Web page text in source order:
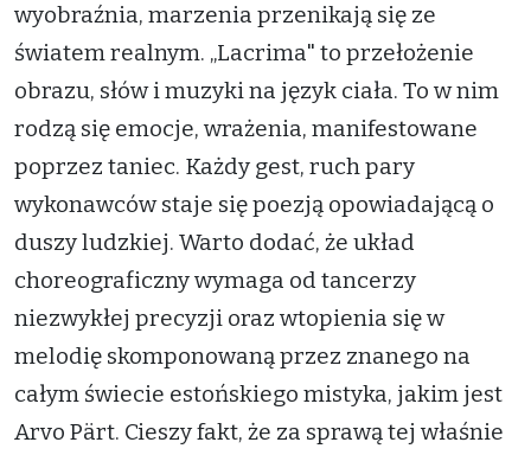
wyobraźnia, marzenia przenikają się ze
światem realnym. „Lacrima" to przełożenie
obrazu, słów i muzyki na język ciała. To w nim
rodzą się emocje, wrażenia, manifestowane
poprzez taniec. Każdy gest, ruch pary
wykonawców staje się poezją opowiadającą o
duszy ludzkiej. Warto dodać, że układ
choreograficzny wymaga od tancerzy
niezwykłej precyzji oraz wtopienia się w
melodię skomponowaną przez znanego na
całym świecie estońskiego mistyka, jakim jest
Arvo Pärt. Cieszy fakt, że za sprawą tej właśnie